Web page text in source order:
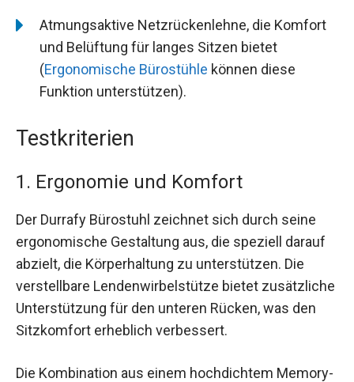
Atmungsaktive Netzrückenlehne, die Komfort
und Belüftung für langes Sitzen bietet
(Ergonomische Bürostühle können diese
Funktion unterstützen).
Testkriterien
1. Ergonomie und Komfort
Der Durrafy Bürostuhl zeichnet sich durch seine
ergonomische Gestaltung aus, die speziell darauf
abzielt, die Körperhaltung zu unterstützen. Die
verstellbare Lendenwirbelstütze bietet zusätzliche
Unterstützung für den unteren Rücken, was den
Sitzkomfort erheblich verbessert.
Die Kombination aus einem hochdichtem Memory-